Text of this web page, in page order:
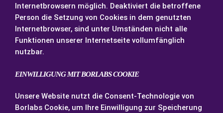
Internetbrowsern möglich. Deaktiviert die betroffene
Person die Setzung von Cookies in dem genutzten
Internetbrowser, sind unter Umständen nicht alle
Funktionen unserer Internetseite vollumfänglich
nutzbar.
EINWILLIGUNG MIT BORLABS COOKIE
Unsere Website nutzt die Consent-Technologie von
Borlabs Cookie, um Ihre Einwilligung zur Speicherung